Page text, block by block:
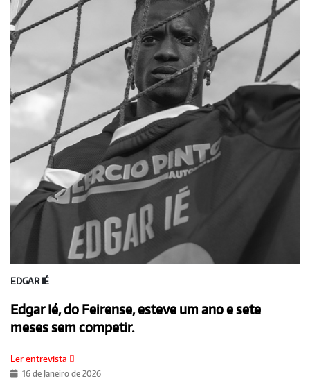
EDGAR IÉ
Edgar Ié, do Feirense, esteve um ano e sete
meses sem competir.
Ler entrevista
16 de Janeiro de 2026